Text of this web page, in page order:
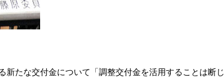
たな交付金について「調整交付金を活用することは断じ